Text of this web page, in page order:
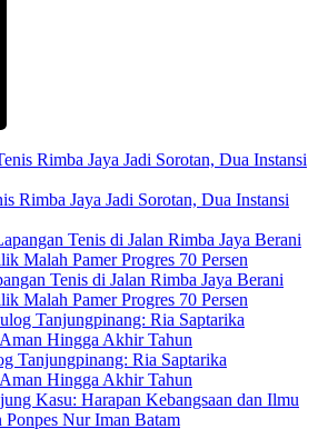
Rimba Jaya Jadi Sorotan, Dua Instansi
Tenis di Jalan Rimba Jaya Berani
Malah Pamer Progres 70 Persen
Tanjungpinang: Ria Saptarika
Hingga Akhir Tahun